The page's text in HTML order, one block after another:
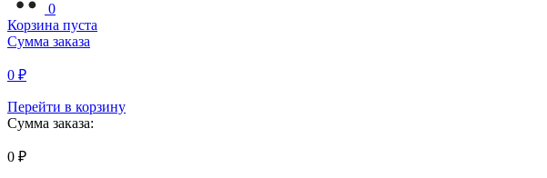
0
Корзина пуста
Сумма заказа
0 ₽
Перейти в корзину
Сумма заказа:
0 ₽